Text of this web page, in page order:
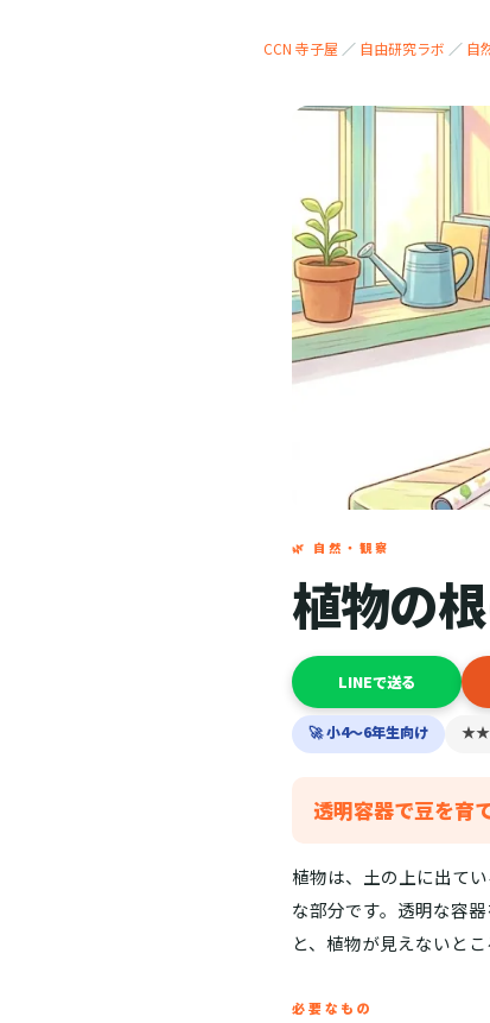
CCN 寺子屋 ／ 自由研究ラボ ／ 自
🌿 自然・観察
植物の
LINEで送る
🚀 小4〜6年生向け
透明容器で豆を育
植物は、土の上に出て
な部分です。透明な容
と、植物が見えないと
必要なもの